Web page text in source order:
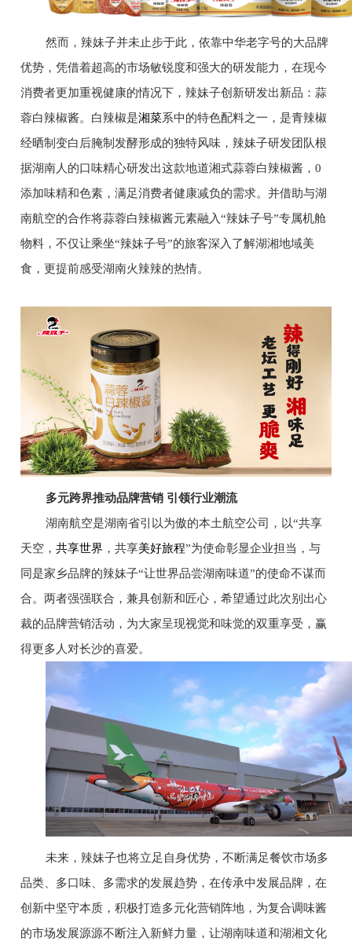
然而，辣妹子并未止步于此，依靠中华老字号的大品牌
优势，凭借着超高的市场敏锐度和强大的研发能力，在现今
消费者更加重视健康的情况下，辣妹子创新研发出新品：蒜
蓉白辣椒酱。白辣椒是湘菜系中的特色配料之一，是青辣椒
经晒制变白后腌制发酵形成的独特风味，辣妹子研发团队根
据湖南人的口味精心研发出这款地道湘式蒜蓉白辣椒酱，0
添加味精和色素，满足消费者健康减负的需求。并借助与湖
南航空的合作将蒜蓉白辣椒酱元素融入“辣妹子号”专属机舱
物料，不仅让乘坐“辣妹子号”的旅客深入了解湖湘地域美
食，更提前感受湖南火辣辣的热情。
多元跨界推动品牌营销 引领行业潮流
湖南航空是湖南省引以为傲的本土航空公司，以“共享
天空， 共享世界 ，共享美好旅程”为使命彰显企业担当，与
同是家乡品牌的辣妹子“让世界品尝湖南味道”的使命不谋而
合。两者强强联合，兼具创新和匠心，希望通过此次别出心
裁的品牌营销活动，为大家呈现视觉和味觉的双重享受，赢
得更多人对长沙的喜爱。
未来，辣妹子也将立足自身优势，不断满足餐饮市场多
品类、多口味、多需求的发展趋势，在传承中发展品牌，在
创新中坚守本质，积极打造多元化营销阵地，为复合调味酱
的市场发展源源不断注入新鲜力量，让湖南味道和湖湘文化